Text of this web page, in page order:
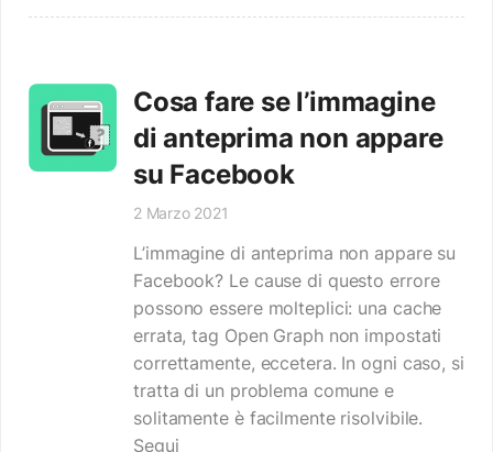
Cosa fare se l’immagine
di anteprima non appare
su Facebook
2 Marzo 2021
L’immagine di anteprima non appare su
Facebook? Le cause di questo errore
possono essere molteplici: una cache
errata, tag Open Graph non impostati
correttamente, eccetera. In ogni caso, si
tratta di un problema comune e
solitamente è facilmente risolvibile.
Segui